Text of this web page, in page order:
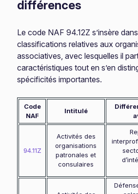
différences
Le code NAF 94.12Z s’insère
classifications relatives aux
associatives, avec lesquelles il
caractéristiques tout en s’en
spécificités importantes.
Code
NAF
Intitulé
94.11Z
Activités des
organisations
patronales et
consulaires